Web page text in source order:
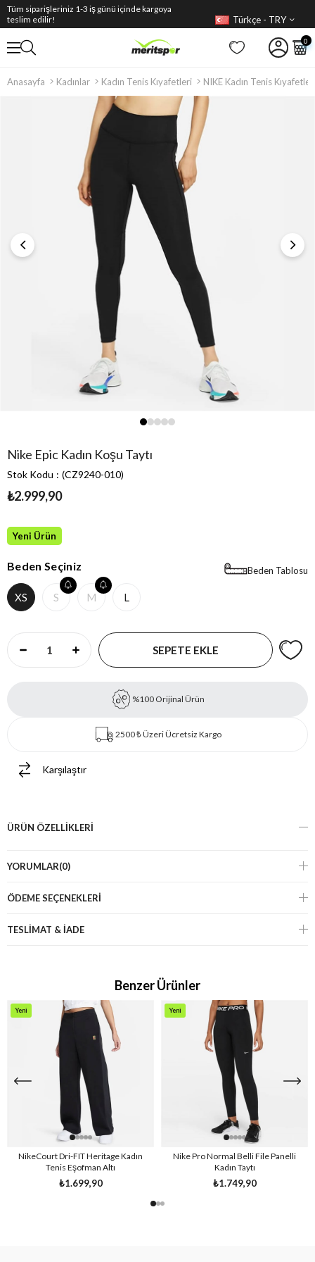
Tüm siparişleriniz 1-3 iş günü içinde kargoya
teslim edilir!
Türkçe - TRY
0
Anasayfa Kadınlar Kadın Tenis Kıyafetleri NIKE Kadın Tenis Kıyafetleri
Nike Epic Kadın Koşu Taytı
Stok Kodu (CZ9240-010)
₺2.999,90
Yeni Ürün
Beden Tablosu
Beden Seçiniz
XS S M L
%100 Orijinal Ürün
2500 ₺ Üzeri Ücretsiz Kargo
Karşılaştır
ÜRÜN ÖZELLIKLERI
YORUMLAR(0)
ÖDEME SEÇENEKLERI
TESLİMAT & İADE
Benzer Ürünler
NikeCourt Dri-FIT Heritage Kadın
Tenis Eşofman Altı
₺1.699,90
Yeni
Nike Pro Normal Belli File Panelli
Kadın Taytı
₺1.749,90
Yeni